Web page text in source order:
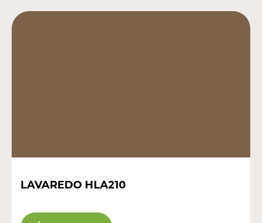
LAVAREDO HLA210